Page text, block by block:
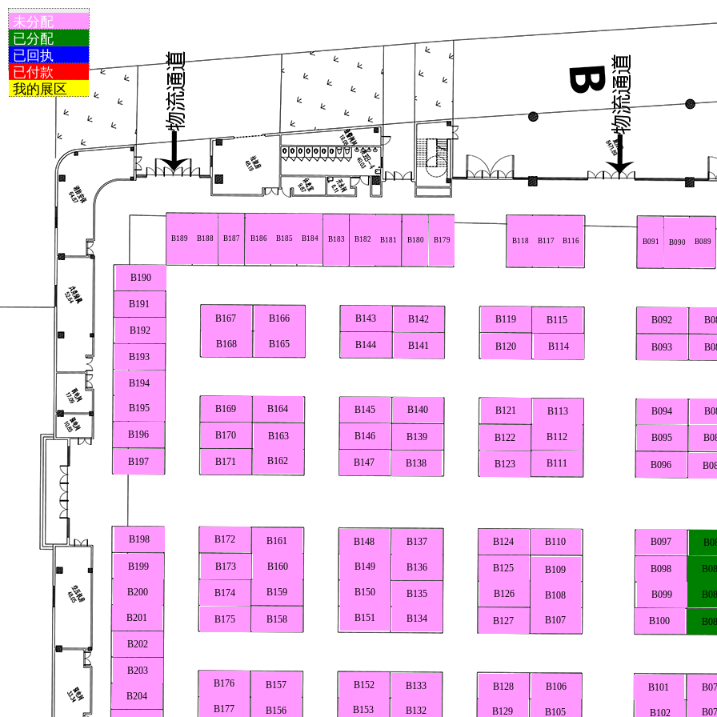
未分配
已分配
已回执
已付款
我的展区
B089
B090
B091
B092
B093
B094
B095
B096
B097
B098
B099
B100
B101
B102
B105
B106
B107
B108
B109
B110
B111
B112
B113
B114
B115
B116
B117
B118
B119
B120
B121
B122
B123
B124
B125
B126
B127
B128
B129
B132
B133
B134
B135
B136
B137
B138
B139
B140
B141
B142
B143
B144
B145
B146
B147
B148
B149
B150
B151
B152
B153
B156
B157
B158
B159
B160
B161
B162
B163
B164
B165
B166
B167
B168
B169
B170
B171
B172
B173
B174
B175
B176
B177
B179
B180
B181
B182
B183
B184
B185
B186
B187
B188
B189
B190
B191
B192
B193
B194
B195
B196
B197
B198
B199
B200
B201
B202
B203
B204